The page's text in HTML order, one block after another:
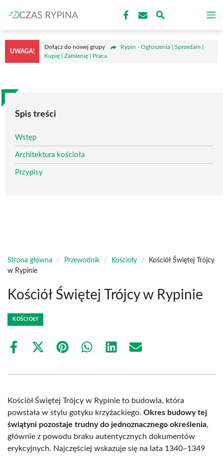
do
treści
UWAGA!
Dołącz do nowej grupy
Rypin - Ogłoszenia | Sprzedam |
Kupię | Zamienię | Praca
Spis treści
Wstęp
Architektura kościoła
Przypisy
Strona główna / Przewodnik / Kościoły /
Kościół Świętej Trójcy
w Rypinie
Kościół Świętej Trójcy w Rypinie
KOŚCIOŁY
Share
Share
(Twitter)
Share Share Share Share
Kościół Świętej Trójcy w Rypinie to budowla, która
powstała w stylu gotyku krzyżackiego. Okres budowy tej
świątyni pozostaje trudny do jednoznacznego określenia,
głównie z powodu braku autentycznych dokumentów
erykcyjnych. Najczęściej wskazuje się na lata 1340–1349